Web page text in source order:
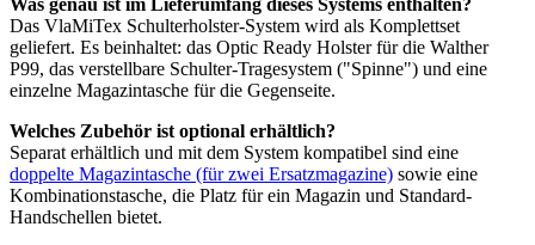
Das VlaMiTex Schulterholster-System wird als Komplettset
geliefert. Es beinhaltet: das Optic Ready Holster für die Walther
P99, das verstellbare Schulter-Tragesystem ("Spinne") und eine
einzelne Magazintasche für die Gegenseite.
Welches Zubehör ist optional erhältlich?
Separat erhältlich und mit dem System kompatibel sind eine
doppelte Magazintasche (für zwei Ersatzmagazine) sowie eine
Kombinationstasche, die Platz für ein Magazin und Standard-
Handschellen bietet.